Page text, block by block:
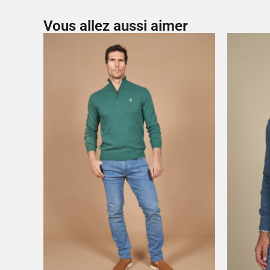
Vous allez aussi aimer